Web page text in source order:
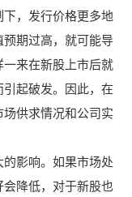
，发行价格更多地
期过高，就可能导
来在新股上市后就
起破发。因此，在
供求情况和公司实
影响。如果市场处
降低，对于新股也